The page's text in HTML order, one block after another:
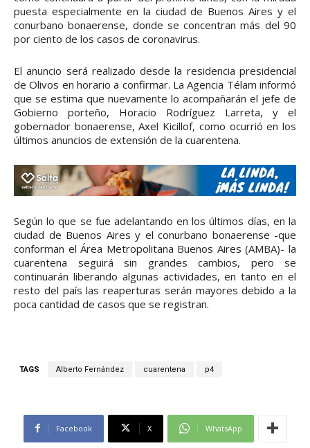
puesta especialmente en la ciudad de Buenos Aires y el
conurbano bonaerense, donde se concentran más del 90
por ciento de los casos de coronavirus.
El anuncio será realizado desde la residencia presidencial
de Olivos en horario a confirmar. La Agencia Télam informó
que se estima que nuevamente lo acompañarán el jefe de
Gobierno porteño, Horacio Rodríguez Larreta, y el
gobernador bonaerense, Axel Kicillof, como ocurrió en los
últimos anuncios de extensión de la cuarentena.
Según lo que se fue adelantando en los últimos días, en la
ciudad de Buenos Aires y el conurbano bonaerense -que
conforman el Área Metropolitana Buenos Aires (AMBA)- la
cuarentena seguirá sin grandes cambios, pero se
continuarán liberando algunas actividades, en tanto en el
resto del país las reaperturas serán mayores debido a la
poca cantidad de casos que se registran.
TAGS Alberto Fernández cuarentena p4
Facebook X WhatsApp